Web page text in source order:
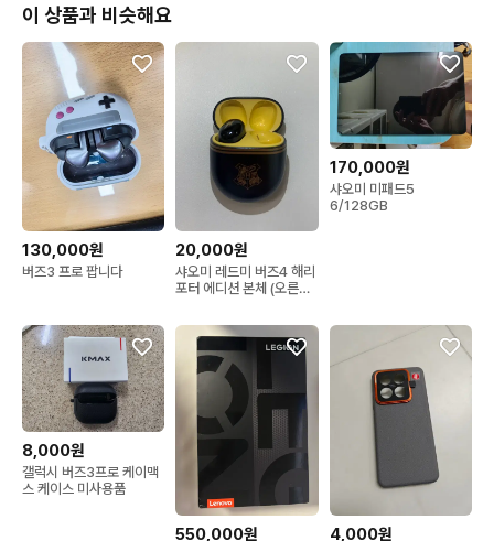
이 상품과 비슷해요
130,000원
버즈3 프로 팝니다
20,000원
샤오미 레드미 버즈4 해리
포터 에디션 본체 (오른쪽
170,000원
샤오미 미패드5
6/128GB
8,000원
갤럭시 버즈3프로 케이맥
스 케이스 미사용품
550,000원 4,000원